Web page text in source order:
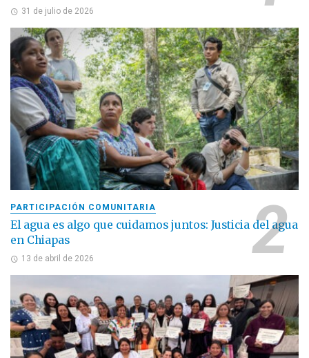
31 de julio de 2026
PARTICIPACIÓN COMUNITARIA
El agua es algo que cuidamos juntos: Justicia del agua
en Chiapas
13 de abril de 2026